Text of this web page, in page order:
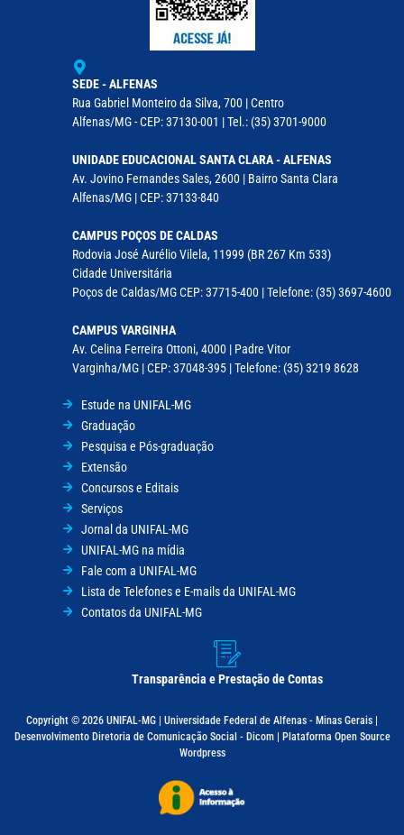
SEDE - ALFENAS
Rua Gabriel Monteiro da Silva, 700 | Centro
Alfenas/MG - CEP: 37130-001 | Tel.: (35) 3701-9000
UNIDADE EDUCACIONAL SANTA CLARA - ALFENAS
Av. Jovino Fernandes Sales, 2600 | Bairro Santa Clara
Alfenas/MG | CEP: 37133-840
CAMPUS POÇOS DE CALDAS
Rodovia José Aurélio Vilela, 11999 (BR 267 Km 533)
Cidade Universitária
Poços de Caldas/MG CEP: 37715-400 | Telefone: (35) 3697-4600
CAMPUS VARGINHA
Av. Celina Ferreira Ottoni, 4000 | Padre Vitor
Varginha/MG | CEP: 37048-395 | Telefone: (35) 3219 8628
Estude na UNIFAL-MG
Graduação
Pesquisa e Pós-graduação
Extensão
Concursos e Editais
Serviços
Jornal da UNIFAL-MG
UNIFAL-MG na mídia
Fale com a UNIFAL-MG
Lista de Telefones e E-mails da UNIFAL-MG
Contatos da UNIFAL-MG
Transparência e Prestação de Contas
Copyright © 2026 UNIFAL-MG | Universidade Federal de Alfenas - Minas Gerais |
Desenvolvimento Diretoria de Comunicação Social - Dicom | Plataforma Open Source
Wordpress